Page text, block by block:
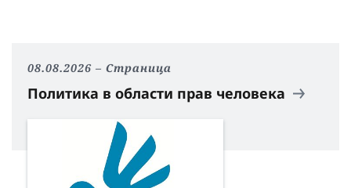
08.08.2026 Страница
Политика в области прав человека